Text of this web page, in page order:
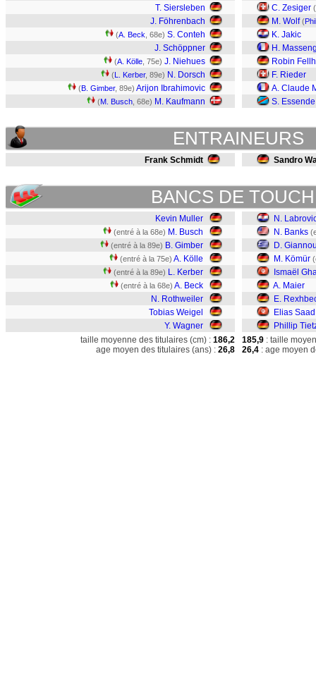
T. Siersleben
J. Föhrenbach
(A. Beck , 68e) S. Conteh
J. Schöppner
(A. Kölle , 75e) J. Niehues
(L. Kerber, 89e) N. Dorsch
(B. Gimber, 89e) Arijon Ibrahimovic
(M. Busch , 68e) M. Kaufmann
C. Zesiger (
M. Wolf (
K. Jakic
H.
Robin
F. Rieder
A. Claude
S. Essende
ENTRAINEURS
Frank Schmidt Sandro
BANCS DE
Kevin Muller
(entré à la 68e) M. Busch
(entré à la 89e) B. Gimber
(entré à la 75e) A. Kölle
(entré à la 89e) L. Kerber
(entré à la 68e) A. Beck
N. Rothweiler
Tobias Weigel
Y. Wagner
N.
N. Banks
D.
M. Kömür
Ismaël
A. Maier
E.
Elias Saad
Phillip
taille moyenne des titulaires (cm) : 186,2
age moyen des titulaires (ans) : 26,8
185,9 : taille
26,4 : age moyen